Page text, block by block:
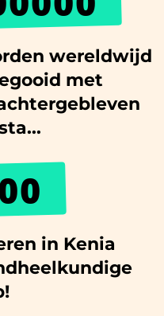
wereldwijd
met
in Kenia